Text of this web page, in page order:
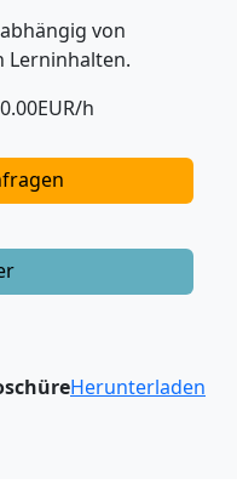
von
Lerninhalten.
h
Herunterladen